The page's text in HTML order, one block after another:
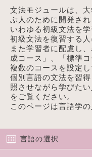
言語の選択
文法モジュールは、
ぶ人のために開発され
いわゆる初級文法を
初級文法を復習する人
また学習者に配慮し
成コース」、「標準
複数のコースを設定
個別言語の文法を習
照させながら学びたい
をご覧ください。
このページは言語学